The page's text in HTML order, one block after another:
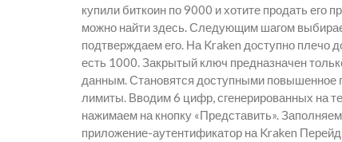
купили биткоин по 9000 и хотите продать
можно найти здесь. Следующим шагом
подтверждаем его. На Kraken доступно плечо
есть 1000. Закрытый ключ предназначен
данным. Становятся доступными повышенное
лимиты. Вводим 6 цифр, сгенерированных на
нажимаем на кнопку «Представить».
приложение-аутентификатор на Kraken